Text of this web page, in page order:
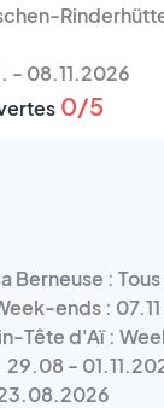
- 08.11.2026
0/5
Berneuse :
ends :
Tête d'Aï :
-